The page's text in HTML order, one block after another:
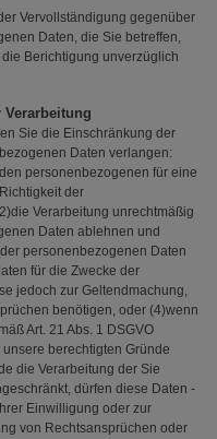
Vervollständigung gegenüber
Daten, die Sie betreffen,
Berichtigung unverzüglich
Verarbeitung
Sie die Einschränkung der
Daten verlangen:
personenbezogenen für eine
der
Verarbeitung unrechtmäßig
Daten ablehnen und
personenbezogenen Daten
für die Zwecke der
jedoch zur Geltendmachung,
benötigen, oder (4)wenn
Art. 21 Abs. 1 DSGVO
berechtigten Gründe
die Verarbeitung der Sie
dürfen diese Daten -
Einwilligung oder zur
von Rechtsansprüchen oder